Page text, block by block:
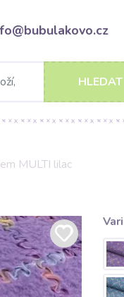
HLEDAT
MULTI lilac